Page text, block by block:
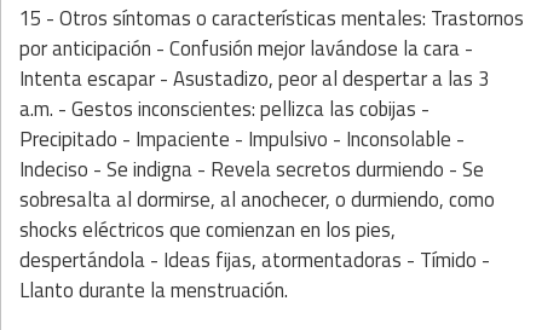
15 - Otros síntomas o características mentales: Trastornos
por anticipación - Confusión mejor lavándose la cara -
Intenta escapar - Asustadizo, peor al despertar a las 3
a.m. - Gestos inconscientes: pellizca las cobijas -
Precipitado - Impaciente - Impulsivo - Inconsolable -
Indeciso - Se indigna - Revela secretos durmiendo - Se
sobresalta al dormirse, al anochecer, o durmiendo, como
shocks eléctricos que comienzan en los pies,
despertándola - Ideas fijas, atormentadoras - Tímido -
Llanto durante la menstruación.